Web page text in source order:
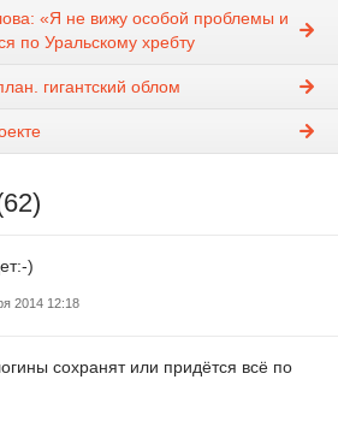
«Я не вижу особой проблемы и
по Уральскому хребту
гигантский облом
)
2014 12:18
сохранят или придётся всё по